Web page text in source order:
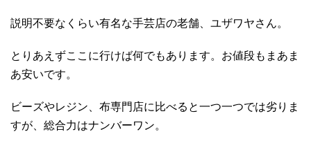
説明不要なくらい有名な手芸店の老舗、ユザワヤさん。
とりあえずここに行けば何でもあります。お値段もまあま
あ安いです。
ビーズやレジン、布専門店に比べると一つ一つでは劣りま
すが、総合力はナンバーワン。